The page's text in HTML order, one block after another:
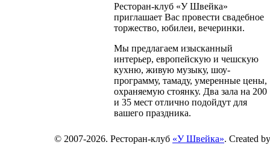
Ресторан-клуб «У Швейка»
приглашает Вас провести свадебное
торжество, юбилеи, вечеринки.
Мы предлагаем изысканный
интерьер, европейскую и чешскую
кухню, живую музыку, шоу-
программу, тамаду, умеренные цены,
охраняемую стоянку. Два зала на 200
и 35 мест отлично подойдут для
вашего праздника.
© 2007-2026. Ресторан-клуб «У Швейка». Created